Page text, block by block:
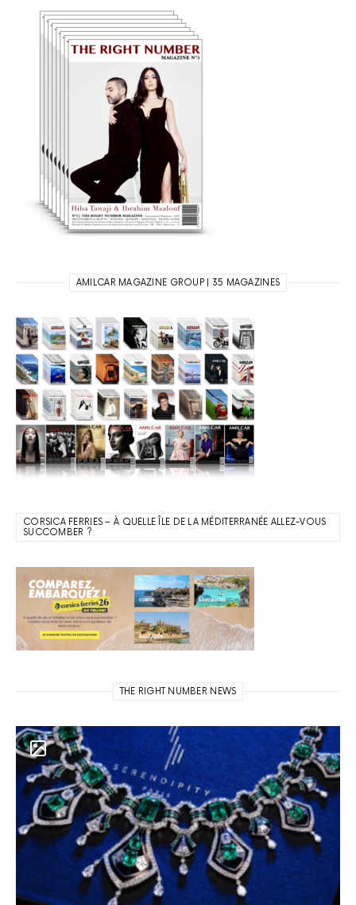
AMILCAR MAGAZINE GROUP | 35 MAGAZINES
CORSICA FERRIES – À QUELLE ÎLE DE LA MÉDITERRANÉE ALLEZ-VOUS
SUCCOMBER ?
THE RIGHT NUMBER NEWS